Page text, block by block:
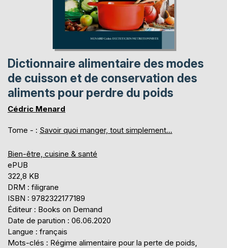
Dictionnaire alimentaire des modes
de cuisson et de conservation des
aliments pour perdre du poids
Cédric Menard
Tome - : Savoir quoi manger, tout simplement...
Bien-être, cuisine & santé
ePUB
322,8 KB
DRM : filigrane
ISBN : 9782322177189
Éditeur : Books on Demand
Date de parution : 06.06.2020
Langue : français
Mots-clés : Régime alimentaire pour la perte de poids,